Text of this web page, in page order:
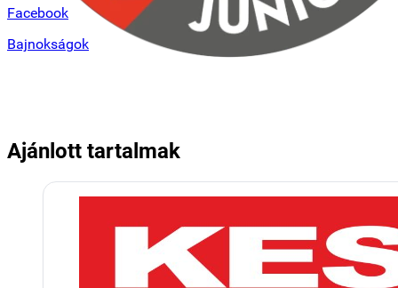
Facebook
Bajnokságok
Ajánlott tartalmak